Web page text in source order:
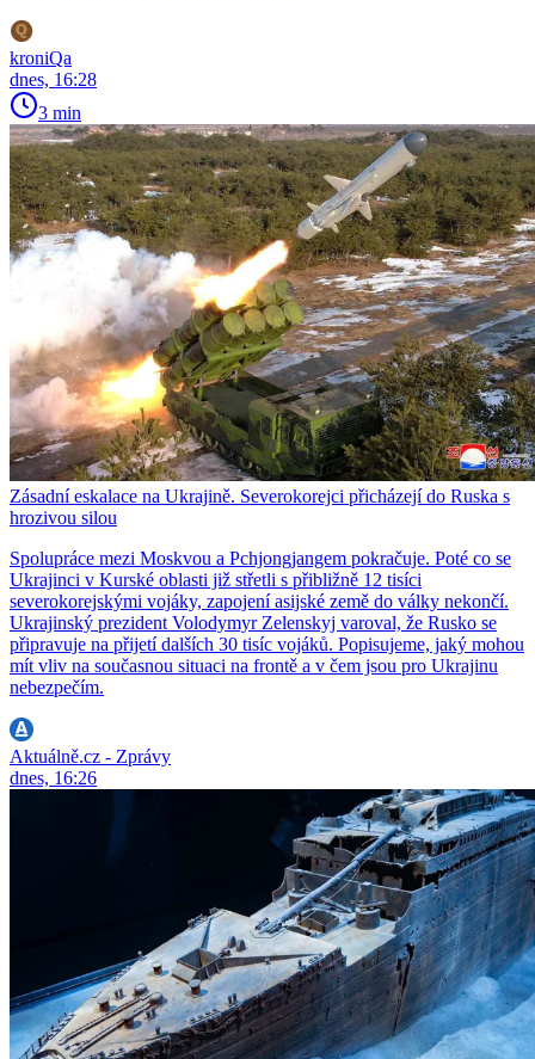
kroniQa
dnes, 16:28
3 min
Zásadní eskalace na Ukrajině. Severokorejci přicházejí do Ruska s
hrozivou silou
Spolupráce mezi Moskvou a Pchjongjangem pokračuje. Poté co se
Ukrajinci v Kurské oblasti již střetli s přibližně 12 tisíci
severokorejskými vojáky, zapojení asijské země do války nekončí.
Ukrajinský prezident Volodymyr Zelenskyj varoval, že Rusko se
připravuje na přijetí dalších 30 tisíc vojáků. Popisujeme, jaký mohou
mít vliv na současnou situaci na frontě a v čem jsou pro Ukrajinu
nebezpečím.
Aktuálně.cz - Zprávy
dnes, 16:26